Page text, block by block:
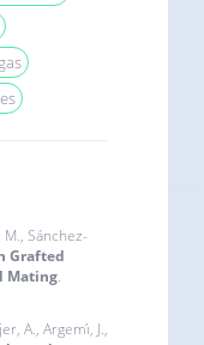
M., Sánchez-
Grafted
Mating.
A., Argemı́, J.,